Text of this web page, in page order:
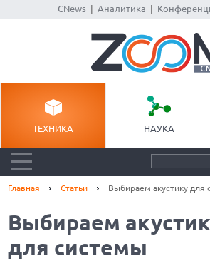
CNews| Аналитика
ТЕХНИКА НАУКА
Главная Статьи Выбираем акустику для
Выбираем
для системы